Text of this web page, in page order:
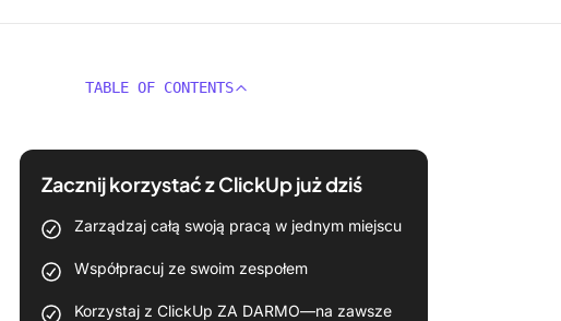
TABLE OF CONTENTS
Zacznij korzystać z ClickUp już dziś
Zarządzaj całą swoją pracą w jednym miejscu
Współpracuj ze swoim zespołem
Korzystaj z ClickUp ZA DARMO—na zawsze